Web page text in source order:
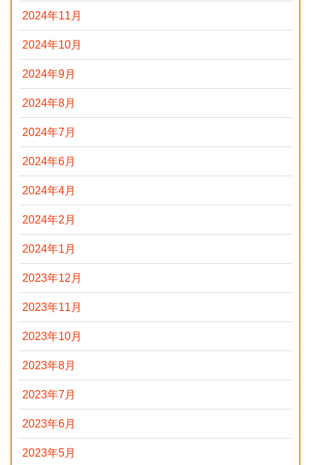
2024年11月
2024年10月
2024年9月
2024年8月
2024年7月
2024年6月
2024年4月
2024年2月
2024年1月
2023年12月
2023年11月
2023年10月
2023年8月
2023年7月
2023年6月
2023年5月